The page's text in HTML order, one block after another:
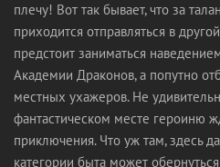
плечу! Вот так бывает, что за
приходится отправляться в
предстоит заниматься
Академии Драконов, а попутно
местных ухажеров. Не
фантастическом месте героиню
приключения. Что уж там, здесь
категории быта может